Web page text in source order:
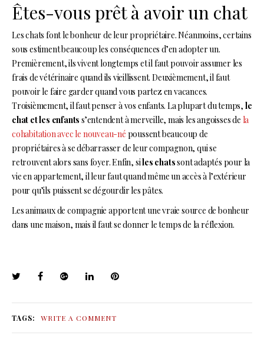
Êtes-vous prêt à avoir un chat
Les chats font le bonheur de leur propriétaire. Néanmoins, certains
sous estiment beaucoup les conséquences d’en adopter un.
Premièrement, ils vivent longtemps et il faut pouvoir assumer les
frais de vétérinaire quand ils vieillissent. Deuxièmement, il faut
pouvoir le faire garder quand vous partez en vacances.
Troisièmement, il faut penser à vos enfants. La plupart du temps, le
chat et les enfants s’entendent à merveille, mais les angoisses de la
cohabitation avec le nouveau-né poussent beaucoup de
propriétaires à se débarrasser de leur compagnon, qui se
retrouvent alors sans foyer. Enfin, siles chatssont adaptés pour la
vie en appartement, il leur faut quand même un accès à l’extérieur
pour qu’ils puissent se dégourdir les pâtes.
Les animaux de compagnie apportent une vraie source de bonheur
dans une maison, mais il faut se donner le temps de la réflexion.
TAGS: WRITE A COMMENT